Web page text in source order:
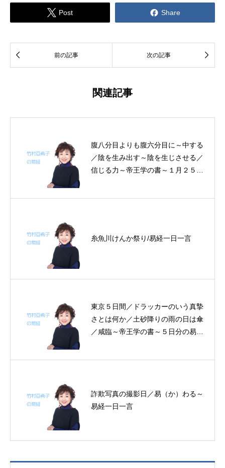
 Post  Share
 前の記事 次の記事 
関連記事
腹八分目よりも腹六分目に～中する
／陰を生み出す～陰を生じさせる／
信じる力～帝王学の書～１月２５日
糸魚川けんか祭り/易経一日一言
東京５日間／ドラッカーのいう真摯
さとは何か／土砂降りの雨の日は傘
／咸臨～帝王学の書～５日分の易経
詐欺写真の撮影日／易（か）わる～
易経一日一言